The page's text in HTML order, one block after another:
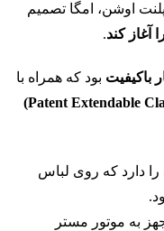
امگا تصمیم
آغاز کند.
باکیفیت بود که همراه با
را دارد که روی لباس
به موتور مستر